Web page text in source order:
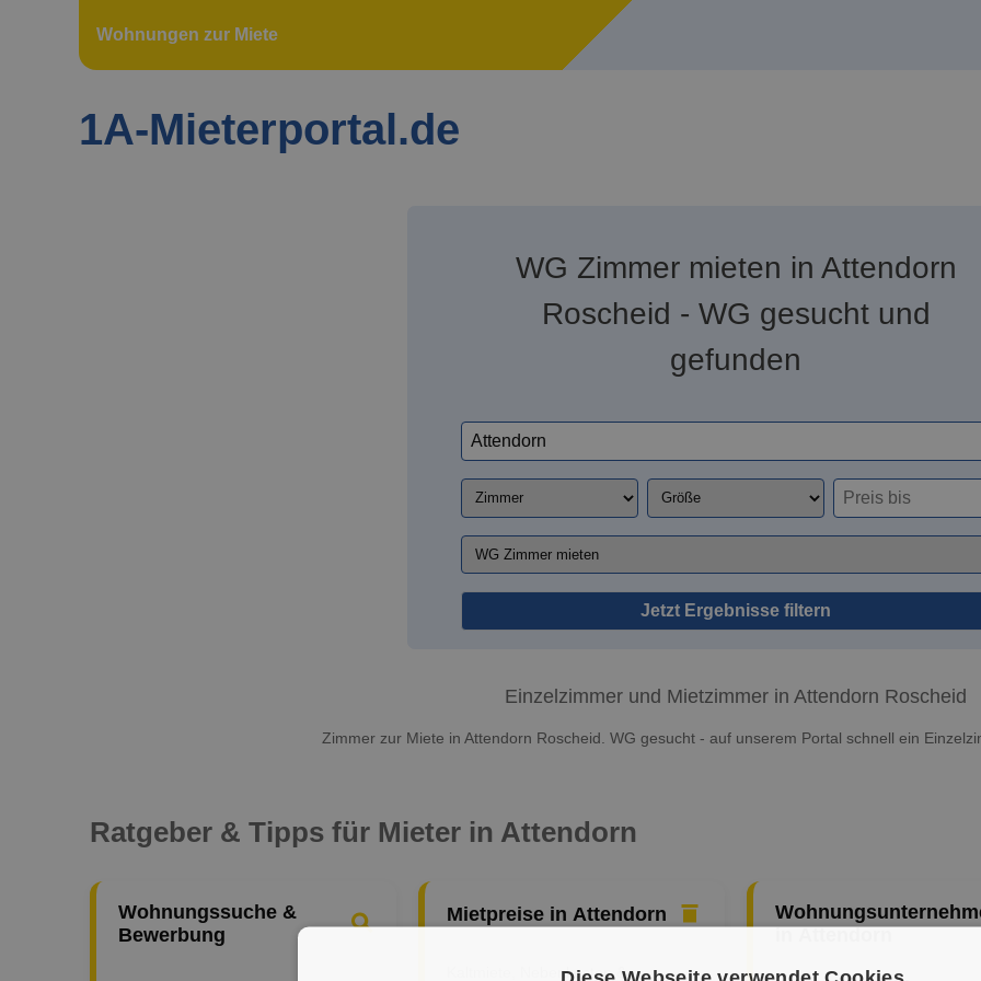
Wohnungen zur Miete
1A-Mieterportal.de
WG Zimmer mieten in Attendorn
Roscheid - WG gesucht und
gefunden
Jetzt Ergebnisse filtern
Einzelzimmer und Mietzimmer in Attendorn Roscheid
Zimmer zur Miete in Attendorn Roscheid. WG gesucht - auf unserem Portal schnell ein
Ratgeber & Tipps für Mieter in Attendorn
Wohnungssuche &
Bewerbung
Mietpreise in Attendorn
Kaltmiete, Nebenkosten &